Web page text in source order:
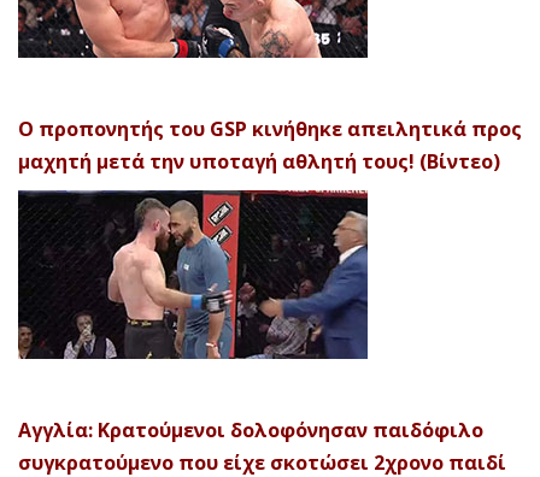
Ο προπονητής του GSP κινήθηκε απειλητικά προς
μαχητή μετά την υποταγή αθλητή τους! (Βίντεο)
Αγγλία: Κρατούμενοι δολοφόνησαν παιδόφιλο
συγκρατούμενο που είχε σκοτώσει 2χρονο παιδί